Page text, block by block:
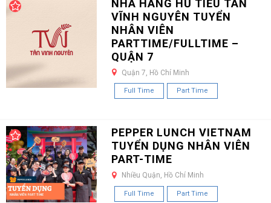
NHÀ HÀNG HỦ TIẾU TÂN
VĨNH NGUYÊN TUYỂN
NHÂN VIÊN
PARTTIME/FULLTIME –
QUẬN 7
Quận 7, Hồ Chí Minh
Full Time Part Time
PEPPER LUNCH VIETNAM
TUYỂN DỤNG NHÂN VIÊN
PART-TIME
Nhiều Quận, Hồ Chí Minh
Full Time Part Time